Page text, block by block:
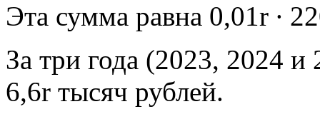
Эта сумма равна 0,01r ∙
За три года (2023, 2024 и
6,6r тысяч рублей.